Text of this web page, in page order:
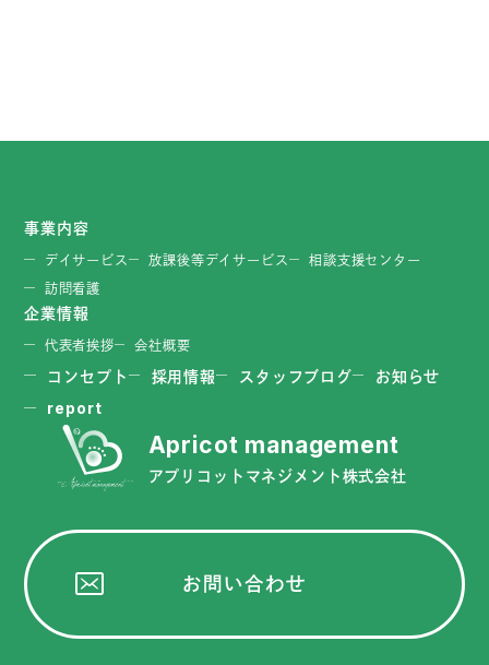
事業内容
デイサービス 放課後等デイサービス
相談支援センター
訪問看護
企業情報
代表者挨拶 会社概要
コンセプト 採用情報 スタッフブログ
お知らせ
report
アプリコットマネジメント株式会社
お問い合わせ